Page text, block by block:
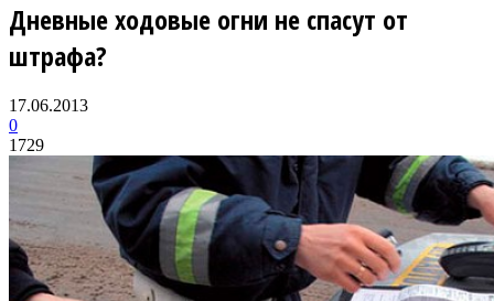
Дневные ходовые огни не спасут от
штрафа?
17.06.2013
0
1729